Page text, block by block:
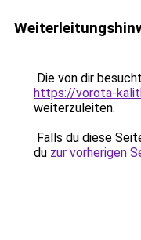
Die von dir
https://vorota-
weiterzuleiten.
Falls du diese
du zur vorherigen